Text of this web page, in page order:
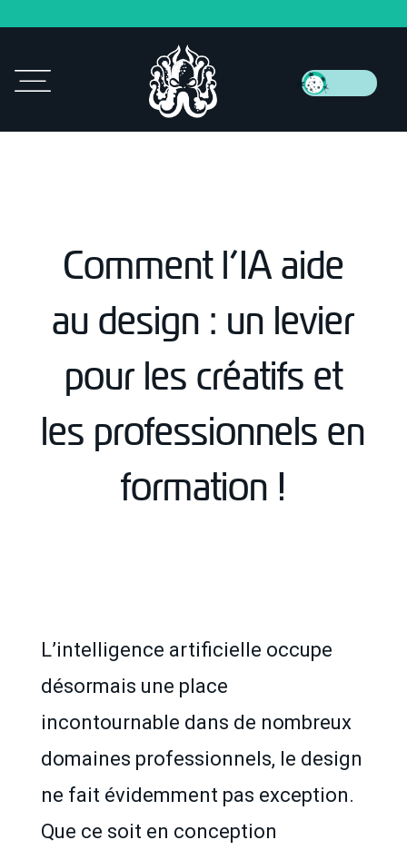
Comment l’IA aide
au design : un levier
pour les créatifs et
les professionnels en
formation !
L’intelligence artificielle occupe
désormais une place
incontournable dans de nombreux
domaines professionnels, le design
ne fait évidemment pas exception.
Que ce soit en conception